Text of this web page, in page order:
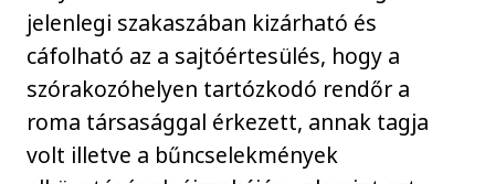
jelenlegi szakaszában kizárható és
cáfolható az a sajtóértesülés, hogy a
szórakozóhelyen tartózkodó rendőr a
roma társasággal érkezett, annak tagja
volt illetve a bűncselekmények